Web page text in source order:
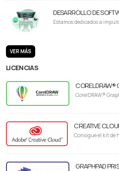
DESARROLLO DE
Estamos dedicados a
VER MÁS
LICENCIAS
CORELDRAW®
CorelDRAW®
CREATIVE
Consigue el kit de
GRAPHPAD